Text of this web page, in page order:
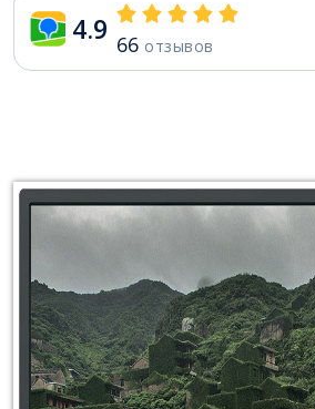
4.9 66 отзывов